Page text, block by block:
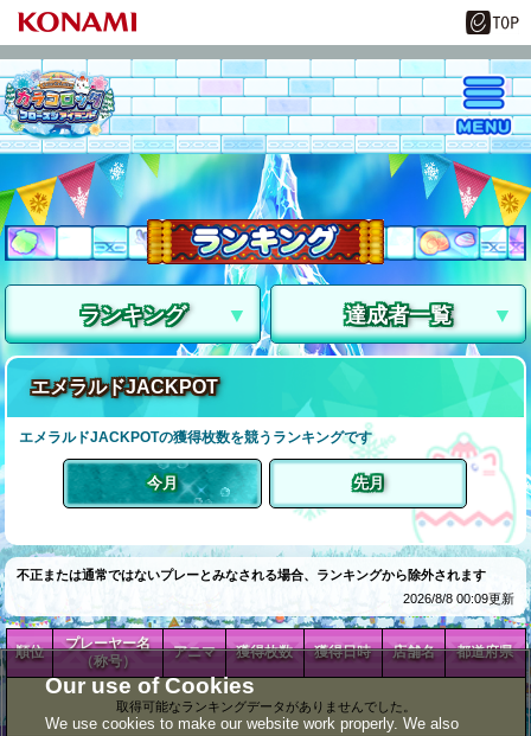
ランキング 達成者一覧
エメラルドJACKPOT
エメラルドJACKPOTの獲得枚数を競うランキングです
今月 先月
不正または通常ではないプレーとみなされる場合、ランキングから除外されます
2026/8/8 00:09更新
順位
プレーヤー名
（称号）
アニマ 獲得枚数 獲得日時 店舗名 都道府県
取得可能なランキングデータがありませんでした。
Our use of Cookies
We use cookies to make our website work properly. We also